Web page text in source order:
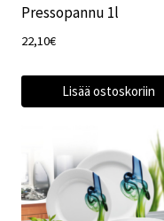
Pressopannu 1l
22,10€
Lisää ostoskoriin